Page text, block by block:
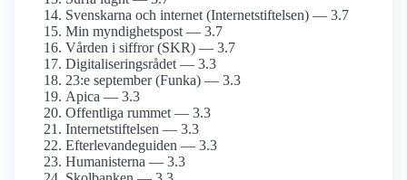
Svenskarna och internet (Internetstiftelsen) — 3.7
Min myndighets­post — 3.7
Vården i siffror (SKR) — 3.7
Digitaliseringsrådet — 3.3
23:e september (Funka) — 3.3
Apica — 3.3
Offentliga rummet — 3.3
Internet­stiftelsen — 3.3
Efterlevande­guiden — 3.3
Humanisterna — 3.3